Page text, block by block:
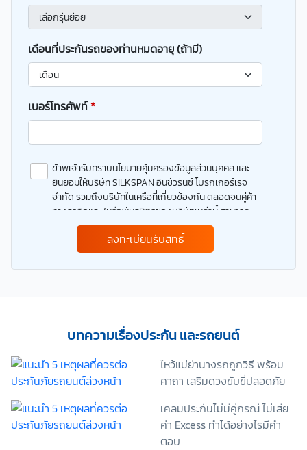
เดือนที่ประกันรถของท่านหมดอายุ (ถ้ามี)
เบอร์โทรศัพท์*
ข้าพเจ้ารับทราบนโยบายคุ้มครองข้อมูลส่วนบุคคล และ
ยินยอมให้บริษัท SILKSPAN อินชัวรันซ์ โบรกเกอร์เรจ
จำกัด รวมถึงบริษัทในเครือที่เกี่ยวข้องกัน ตลอดจนคู่ค้า
ทางธุรกิจและ/หรือพันธมิตรของบริษัทเหล่านี้ สามารถ
เก็บ ใช้ และ/หรือ เปิดเผยข้อมูลส่วนบุคคลและข้อมูลส่วน
บุคคลที่มีความอ่อนไหวของข้าพเจ้า เพื่อวัตถุประสงค์ใน
การดำเนินการติดต่อและนำเสนอข้อมูลสำหรับการขาย
ผลิตภัณฑ์ การจัดทำรายการส่งเสริมการขายและการ
อื่นๆ ท่านสามารถอ่านรายละเอียดนโยบายคุ้มครองข้อมูล
ส่วนบุคคลและสิทธิของเจ้าของข้อมูลส่วนบุคคลได้ที่
เว็บไซต์ คำประกาศเกี่ยวกับความเป็นส่วนตัว ก่อนให้
ความยินยอม ทั้งนี้ ก่อนการแสดงเจตนา ข้าพเจ้าได้อ่าน
รายละเอียดจากเอกสารชี้แจงข้อมูล หรือได้รับคำอธิบาย
จากหน่วยงานถึงวัตถุประสงค์ในการเก็บรวบรวม ใช้หรือ
เปิดเผยข้อมูลส่วนบุคคล (“ประมวลผลข้อมูลส่วนบุคคล”)
และมีความเข้าใจดีแล้ว ข้าพเจ้าให้ความยินยอมหรือปฏิเสธ
ไม่ให้ความยินยอมในเอกสารนี้ด้วยความสมัครใจ
ลงทะเบียนรับสิทธิ์
บทความเรื่องประกัน และรถยนต์
ไหว้แม่ย่านางรถถูกวิธี พร้อม
คาถา เสริมดวงขับขี่ปลอดภัย
เคลมประกันไม่มีคู่กรณี ไม่เสีย
ค่า Excess ทำได้อย่างไรมีคำ
ตอบ